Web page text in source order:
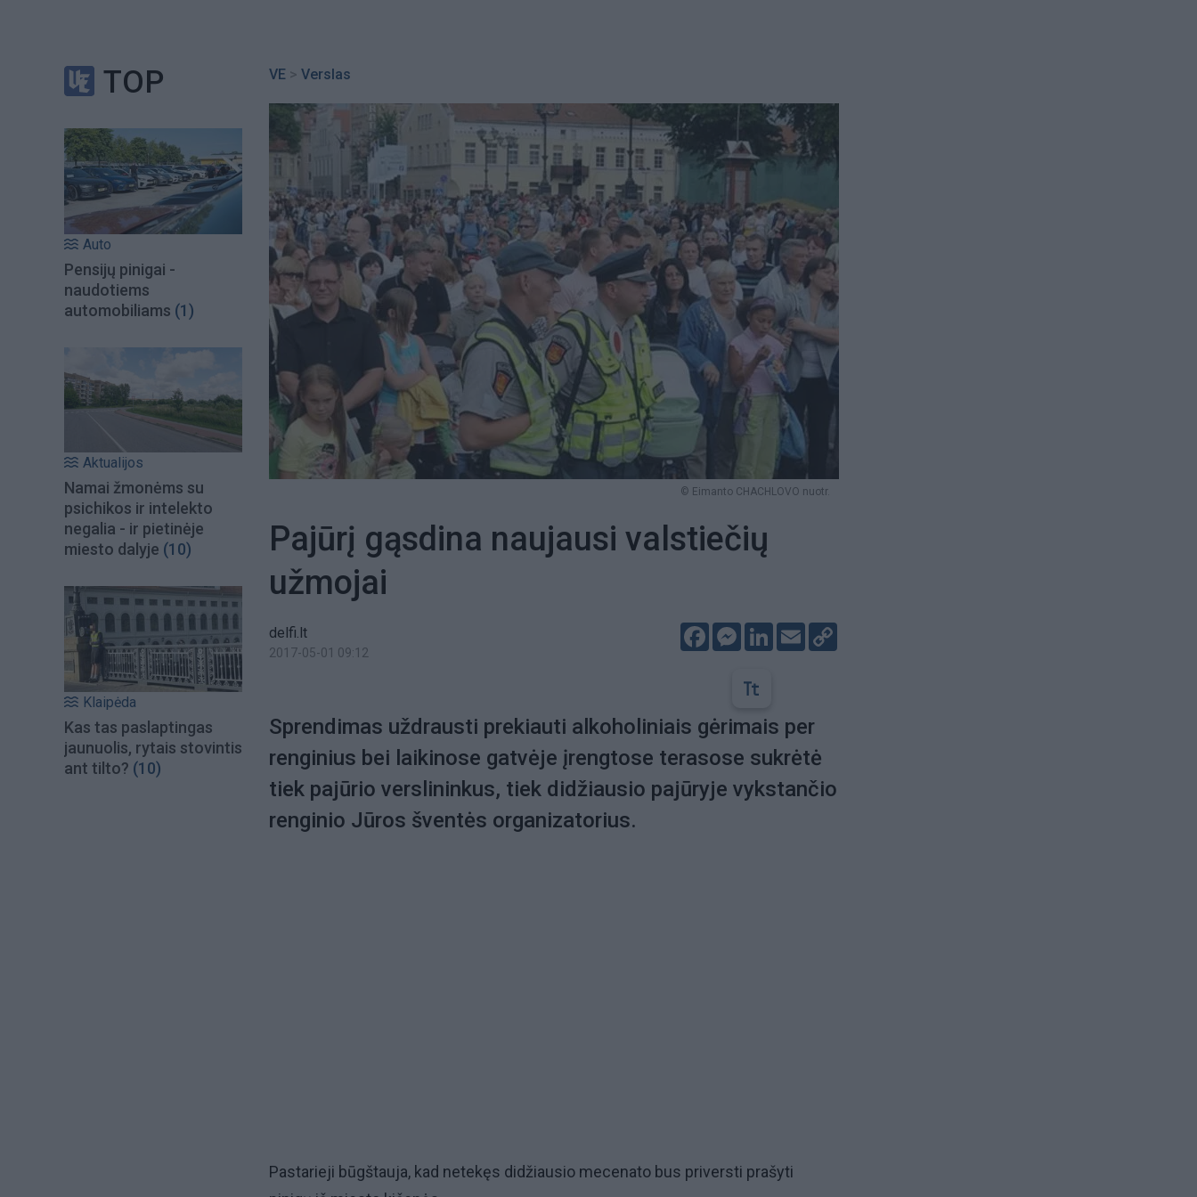
TOP
Auto
Pensijų pinigai -
naudotiems
automobiliams (1)
Aktualijos
Namai žmonėms su
psichikos ir intelekto
negalia - ir pietinėje
miesto dalyje (10)
Klaipėda
Kas tas paslaptingas
jaunuolis, rytais stovintis
ant tilto? (10)
VE > Verslas
© Eimanto CHACHLOVO nuotr.
Pajūrį gąsdina naujausi valstiečių
užmojai
delfi.lt
2017-05-01 09:12
FacebookMessenger
LinkedIn
Email
Sprendimas uždrausti prekiauti alkoholiniais gėrimais per
renginius bei laikinose gatvėje įrengtose terasose sukrėtė
tiek pajūrio verslininkus, tiek didžiausio pajūryje vykstančio
renginio Jūros šventės organizatorius.
Pastarieji būgštauja, kad netekęs didžiausio mecenato bus priversti prašyti